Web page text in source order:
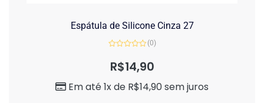
Espátula de Silicone Cinza 27
de
(0)
R$14,90
Em até 1x de R$14,90sem juros